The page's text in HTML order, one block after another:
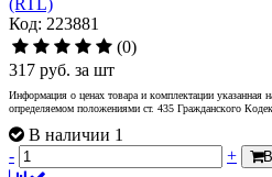
Код: 223881
(0)
317 руб. за шт
Информация о ценах товара и комплектации указанная
определяемом положениями ст. 435 Гражданского
В наличии 1
-
+